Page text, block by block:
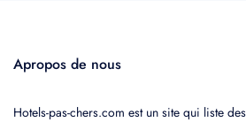
Apropos de nous
Hotels-pas-chers.com est un site qui liste